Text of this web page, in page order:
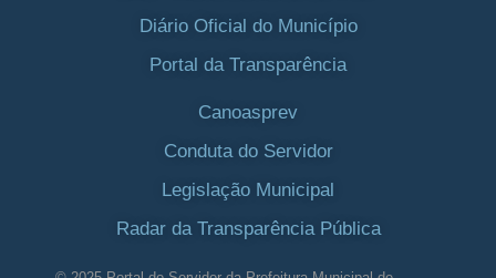
Diário Oficial do Município
Portal da Transparência
Canoasprev
Conduta do Servidor
Legislação Municipal
Radar da Transparência Pública